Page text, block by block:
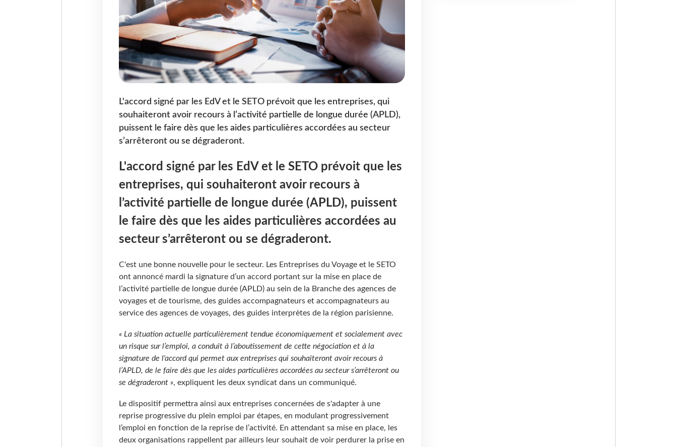
L'accord signé par les EdV et le SETO prévoit que les entreprises, qui
souhaiteront avoir recours à l’activité partielle de longue durée (APLD),
puissent le faire dès que les aides particulières accordées au secteur
s’arrêteront ou se dégraderont.
L'accord signé par les EdV et le SETO prévoit que les
entreprises, qui souhaiteront avoir recours à
l’activité partielle de longue durée (APLD), puissent
le faire dès que les aides particulières accordées au
secteur s’arrêteront ou se dégraderont.
C'est une bonne nouvelle pour le secteur. Les Entreprises du Voyage et le SETO
ont annoncé mardi la signature d’un accord portant sur la mise en place de
l’activité partielle de longue durée (APLD) au sein de la Branche des agences de
voyages et de tourisme, des guides accompagnateurs et accompagnateurs au
service des agences de voyages, des guides interprètes de la région parisienne.
« La situation actuelle particulièrement tendue économiquement et socialement avec
un risque sur l’emploi, a conduit à l’aboutissement de cette négociation et à la
signature de l'accord qui permet aux entreprises qui souhaiteront avoir recours à
l’APLD, de le faire dès que les aides particulières accordées au secteur s’arrêteront ou
se dégraderont », expliquent les deux syndicat dans un communiqué.
Le dispositif permettra ainsi aux entreprises concernées de s'adapter à une
reprise progressive du plein emploi par étapes, en modulant progressivement
l’emploi en fonction de la reprise de l’activité. En attendant sa mise en place, les
deux organisations rappellent par ailleurs leur souhait de voir perdurer la prise en